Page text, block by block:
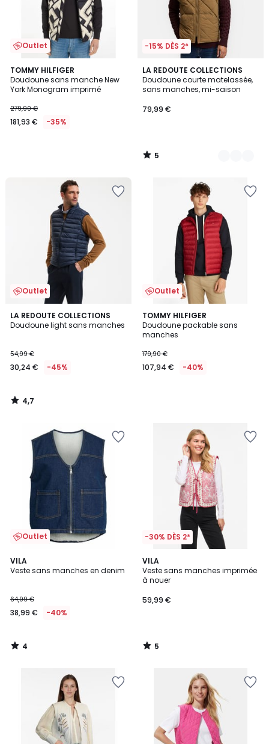
Outlet
TOMMY HILFIGER
Doudoune sans manche New
York Monogram imprimé
279,90 €
181,93 € -35%
-15% DÈS 2*
LA REDOUTE COLLECTIONS
Doudoune courte matelassée,
sans manches, mi-saison
79,99 €
5
/
5
2
Couleurs
5
/
Outlet
LA REDOUTE COLLECTIONS
Doudoune light sans manches
54,99 €
30,24 € -45%
4,7
/ 5
4,7
/
Outlet
TOMMY HILFIGER
Doudoune packable sans
manches
179,90 €
107,94 € -40%
Outlet
VILA
Veste sans manches en denim
64,99 €
38,99 € -40%
4
/
4
/
-30% DÈS 2*
VILA
Veste sans manches imprimée
à nouer
59,99 €
5
/
5
5
/